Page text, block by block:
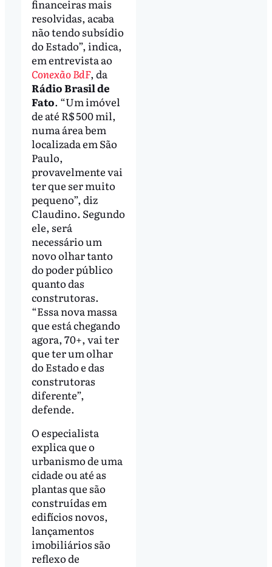
financeiras mais
resolvidas, acaba
não tendo subsídio
do Estado”, indica,
em entrevista ao
Conexão BdF, da
Rádio Brasil de
Fato. “Um imóvel
de até R$ 500 mil,
numa área bem
localizada em São
Paulo,
provavelmente vai
ter que ser muito
pequeno”, diz
Claudino. Segundo
ele, será
necessário um
novo olhar tanto
do poder público
quanto das
construtoras.
“Essa nova massa
que está chegando
agora, 70+, vai ter
que ter um olhar
do Estado e das
construtoras
diferente”,
defende.
O especialista
explica que o
urbanismo de uma
cidade ou até as
plantas que são
construídas em
edifícios novos,
lançamentos
imobiliários são
reflexo de